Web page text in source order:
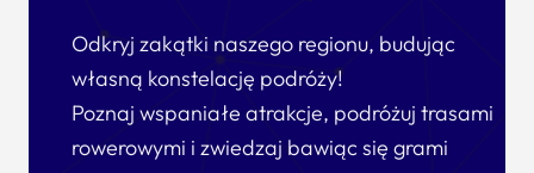
Odkryj zakątki naszego regionu, budując
własną konstelację podróży!
Poznaj wspaniałe atrakcje, podróżuj trasami
rowerowymi i zwiedzaj bawiąc się grami